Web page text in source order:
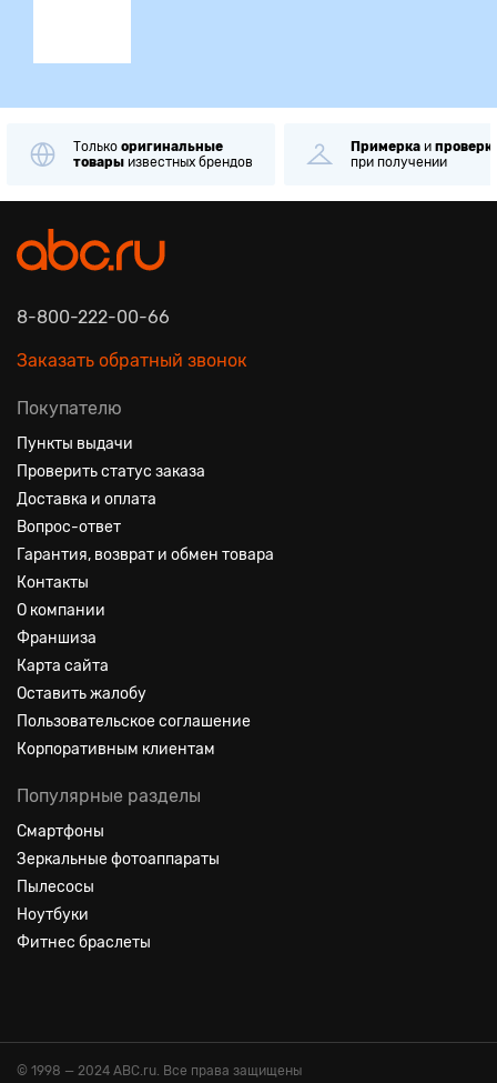
Только оригинальные
товары известных брендов
Примерка и
при получении
8-800-222-00-66
Заказать обратный звонок
Покупателю
Пункты выдачи
Проверить статус заказа
Доставка и оплата
Вопрос-ответ
Гарантия, возврат и обмен товара
Контакты
О компании
Франшиза
Карта сайта
Оставить жалобу
Пользовательское соглашение
Корпоративным клиентам
Популярные разделы
Смартфоны
Зеркальные фотоаппараты
Пылесосы
Ноутбуки
Фитнес браслеты
© 1998 — 2024 ABC.ru. Все права защищены